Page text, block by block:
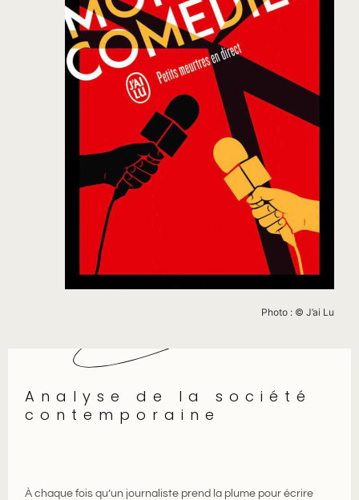
Photo : © J’ai Lu
Analyse de la société
contemporaine
À chaque fois qu’un journaliste prend la plume pour écrire